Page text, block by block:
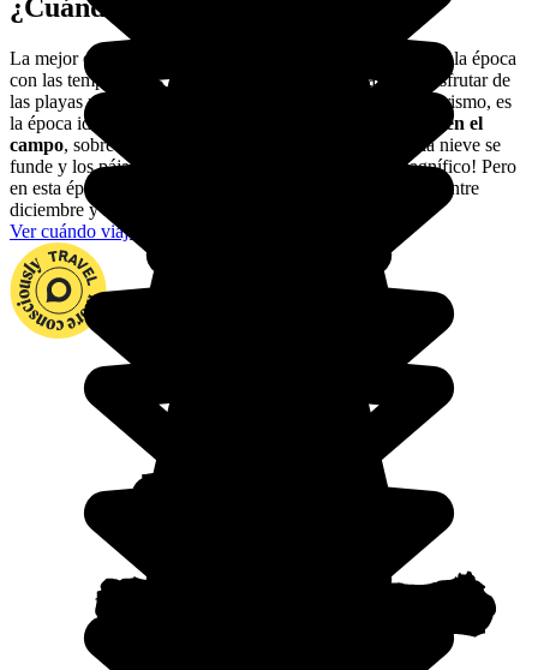
¿Cuándo viajar a Rumanía?
La mejor estación para descubrir Rumanía es el verano, es la época
con las temperaturas más agradables. Tanto si vas para disfrutar de
las playas rumanas o para explorar el país haciendo senderismo, es
la época ideal.
La primavera también tiene su encanto en el
campo, sobre todo los meses de abril y mayo: cuando la nieve se
funde y los pájaros cantan, ¡el país es simplemente magnífico! Pero
en esta época llueve más que en verano. Finalmente, irás entre
diciembre y marzo si quieres esquiar.
Ver cuándo viajar